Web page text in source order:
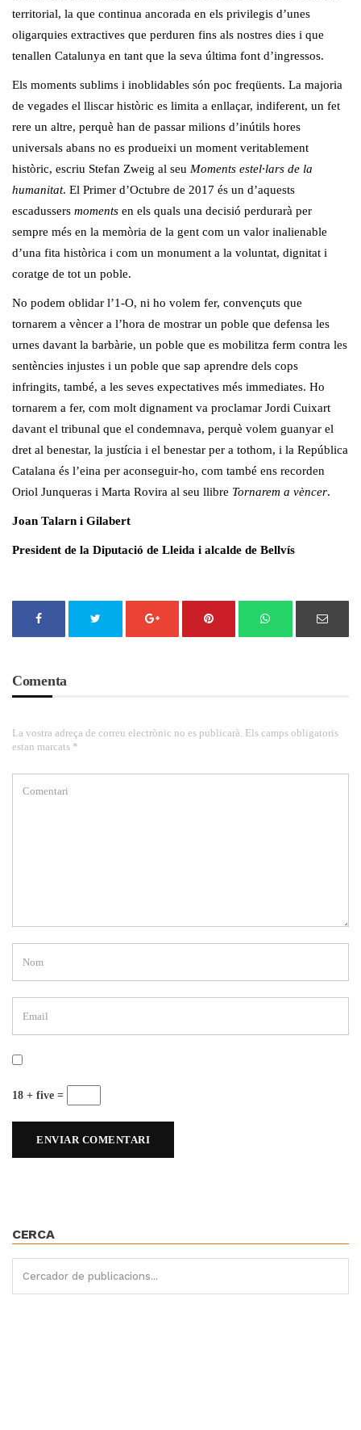
territorial, la que continua ancorada en els privilegis d’unes
oligarquies extractives que perduren fins als nostres dies i que
tenallen Catalunya en tant que la seva última font d’ingressos.
Els moments sublims i inoblidables són poc freqüents. La majoria
de vegades el lliscar històric es limita a enllaçar, indiferent, un fet
rere un altre, perquè han de passar milions d’inútils hores
universals abans no es produeixi un moment veritablement
històric, escriu Stefan Zweig al seu Moments estel·lars de la
humanitat. El Primer d’Octubre de 2017 és un d’aquests
escadussers moments en els quals una decisió perdurarà per
sempre més en la memòria de la gent com un valor inalienable
d’una fita històrica i com un monument a la voluntat, dignitat i
coratge de tot un poble.
No podem oblidar l’1-O, ni ho volem fer, convençuts que
tornarem a vèncer a l’hora de mostrar un poble que defensa les
urnes davant la barbàrie, un poble que es mobilitza ferm contra les
sentències injustes i un poble que sap aprendre dels cops
infringits, també, a les seves expectatives més immediates. Ho
tornarem a fer, com molt dignament va proclamar Jordi Cuixart
davant el tribunal que el condemnava, perquè volem guanyar el
dret al benestar, la justícia i el benestar per a tothom, i la República
Catalana és l’eina per aconseguir-ho, com també ens recorden
Oriol Junqueras i Marta Rovira al seu llibre Tornarem a vèncer.
Joan Talarn i Gilabert
President de la Diputació de Lleida i alcalde de Bellvís
Comenta
La vostra adreça de correu electrònic no es publicarà. Els camps obligatoris
estan marcats *
18 + five =
CERCA